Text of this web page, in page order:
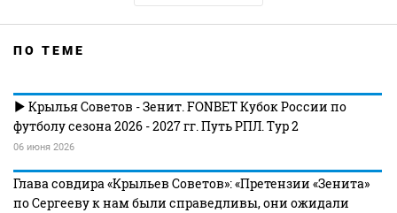
ПО ТЕМЕ
Крылья Советов - Зенит. FONBET Кубок России по
футболу сезона 2026 - 2027 гг. Путь РПЛ. Тур 2
06 июня 2026
Глава совдира «Крыльев Советов»: «Претензии «Зенита»
по Сергееву к нам были справедливы, они ожидали